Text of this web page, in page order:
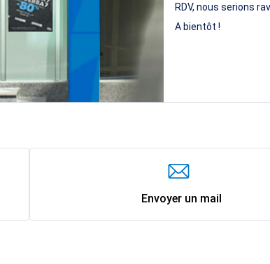
RDV, nous serions
A bientôt !
Envoyer un mail